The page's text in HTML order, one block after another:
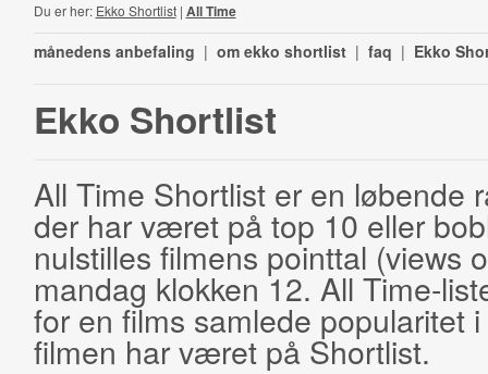
Du er her: Ekko Shortlist| All Time
månedens anbefaling | om ekko shortlist | faq | Ekko
Ekko Shortlist
All Time Shortlist er en løbende
der har været på top 10 eller
nulstilles filmens pointtal (views
mandag klokken 12. All Time-
for en films samlede popularitet
filmen har været på Shortlist.